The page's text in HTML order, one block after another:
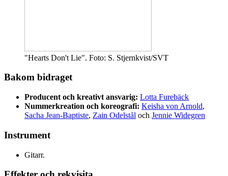
"Hearts Don't Lie". Foto: S. Stjernkvist/SVT
Bakom bidraget
Producent och kreativt ansvarig: Lotta Furebäck
Nummerkreation och koreografi: Keisha von Arnold,
Sacha Jean-Baptiste, Zain Odelstål och Jennie Widegren
Instrument
Gitarr.